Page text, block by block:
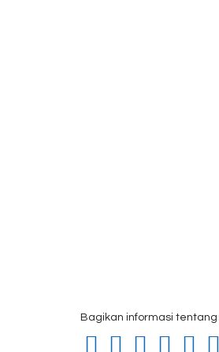
Bagikan informasi tentang